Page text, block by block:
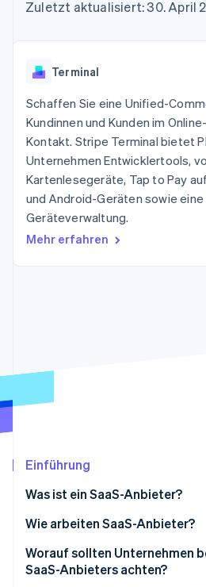
Authorization
Optimierung der
Autorisierungsraten
Link
Beschleunigter
Bezahlvorgang
Financial
Connections
Finanzdaten
Data
Identity
Online-Identitätsprüfung
Stripe-
SaaS
Nach Branche
KI-Unternehmen
Gaming
Bewirtung,
Freizeit
Medien und
Unterhaltung
Organisationen
Marktplatz auf
Abrechnung um
Stablecoin-
Karten
geht´s
Bereitstellung und
Verwaltung von
Diensten mit
Ressourcen
Kontakt
kontaktieren
Partner werden
Zuletzt aktualisiert: 30. April
Terminal
Schaffen Sie eine Unified-
Kundinnen und Kunden im
Kontakt. Stripe Terminal bietet
Unternehmen Entwicklertools,
Kartenlesegeräte, Tap to Pay
und Android-Geräten sowie
Geräteverwaltung.
Mehr erfahren
Einführung
Was ist ein SaaS-Anbieter?
Was definiert einen SaaS-
Wie arbeiten SaaS-Anbieter?
Entwicklung und Hosting
Worauf sollten Unternehmen
SaaS-Anbieters achten?